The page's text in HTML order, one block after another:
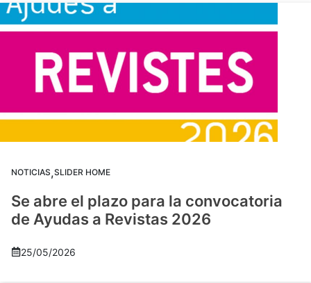
NOTICIAS,SLIDER HOME
Se abre el plazo para la convocatoria
de Ayudas a Revistas 2026
25/05/2026